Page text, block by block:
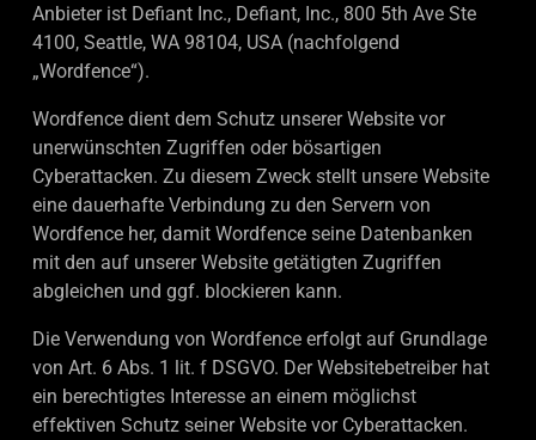
Anbieter ist Defiant Inc., Defiant, Inc., 800 5th Ave Ste
4100, Seattle, WA 98104, USA (nachfolgend
„Wordfence“).
Wordfence dient dem Schutz unserer Website vor
unerwünschten Zugriffen oder bösartigen
Cyberattacken. Zu diesem Zweck stellt unsere Website
eine dauerhafte Verbindung zu den Servern von
Wordfence her, damit Wordfence seine Datenbanken
mit den auf unserer Website getätigten Zugriffen
abgleichen und ggf. blockieren kann.
Die Verwendung von Wordfence erfolgt auf Grundlage
von Art. 6 Abs. 1 lit. f DSGVO. Der Websitebetreiber hat
ein berechtigtes Interesse an einem möglichst
effektiven Schutz seiner Website vor Cyberattacken.